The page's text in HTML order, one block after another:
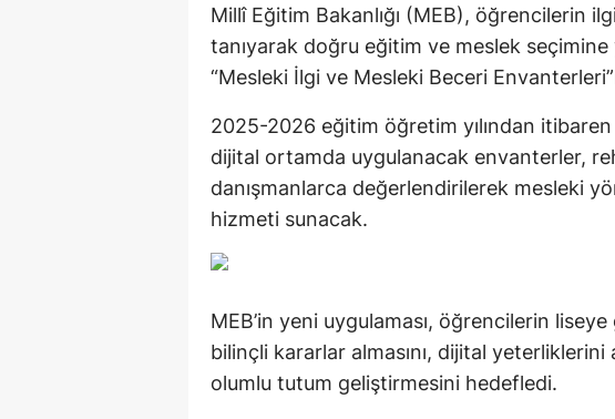
Millî Eğitim Bakanlığı (MEB), öğrencilerin
tanıyarak doğru eğitim ve meslek seçimine
“Mesleki İlgi ve Mesleki Beceri
2025-2026 eğitim öğretim yılından
dijital ortamda uygulanacak envanterler,
danışmanlarca değerlendirilerek mesleki
hizmeti sunacak.
MEB’in yeni uygulaması, öğrencilerin
bilinçli kararlar almasını, dijital yeterliklerini
olumlu tutum geliştirmesini hedefledi.